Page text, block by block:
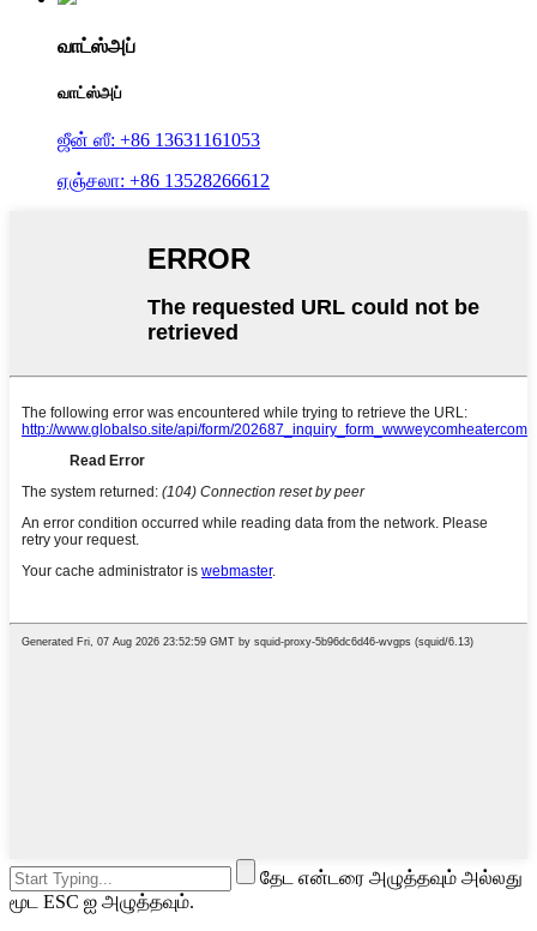
வாட்ஸ்அப்
வாட்ஸ்அப்
ஜீன் ஸீ: +86 13631161053
ஏஞ்சலா: +86 13528266612
தேட என்டரை அழுத்தவும் அல்லது
மூட ESC ஐ அழுத்தவும்.